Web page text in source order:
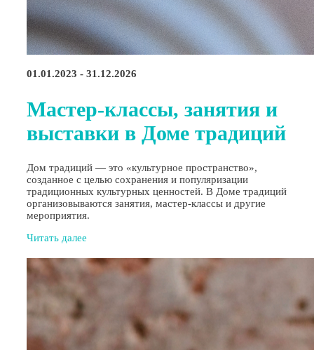
01.01.2023 - 31.12.2026
Мастер-классы, занятия и
выставки в Доме традиций
Дом традиций — это «культурное пространство»,
созданное с целью сохранения и популяризации
традиционных культурных ценностей. В Доме традиций
организовываются занятия, мастер-классы и другие
мероприятия.
Читать далее